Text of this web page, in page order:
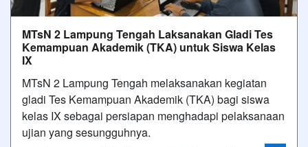
MTsN 2 Lampung Tengah Laksanakan Gladi Tes
Kemampuan Akademik (TKA) untuk Siswa Kelas
IX
MTsN 2 Lampung Tengah melaksanakan kegiatan
gladi Tes Kemampuan Akademik (TKA) bagi siswa
kelas IX sebagai persiapan menghadapi pelaksanaan
ujian yang sesungguhnya.